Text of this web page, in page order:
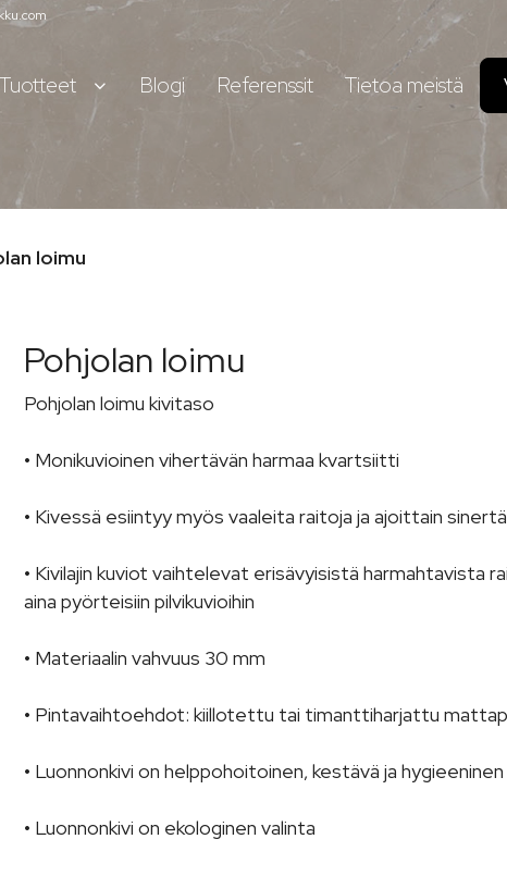
Tuotteet Blogi Referenssit Tietoa meistä
loimu
Pohjolan loimu
Pohjolan loimu kivitaso
• Monikuvioinen vihertävän harmaa kvartsiitti
• Kivessä esiintyy myös vaaleita raitoja ja ajoittain
• Kivilajin kuviot vaihtelevat erisävyisistä harmahtavista
aina pyörteisiin pilvikuvioihin
• Materiaalin vahvuus 30 mm
• Pintavaihtoehdot: kiillotettu tai timanttiharjattu
• Luonnonkivi on helppohoitoinen, kestävä ja hygieeninen
• Luonnonkivi on ekologinen valinta